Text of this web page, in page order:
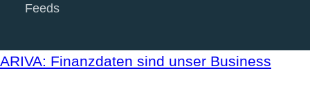
Feeds
ARIVA: Finanzdaten sind unser Business